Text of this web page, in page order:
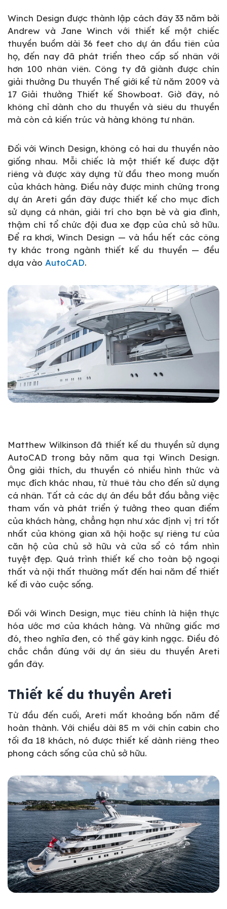
Winch Design được thành lập cách đây 33 năm bởi
Andrew và Jane Winch với thiết kế một chiếc
thuyền buồm dài 36 feet cho dự án đầu tiên của
họ, đến nay đã phát triển theo cấp số nhân với
hơn 100 nhân viên. Công ty đã giành được chín
giải thưởng Du thuyền Thế giới kể từ năm 2009 và
17 Giải thưởng Thiết kế Showboat. Giờ đây, nó
không chỉ dành cho du thuyền và siêu du thuyền
mà còn cả kiến trúc và hàng không tư nhân.
Đối với Winch Design, không có hai du thuyền nào
giống nhau. Mỗi chiếc là một thiết kế được đặt
riêng và được xây dựng từ đầu theo mong muốn
của khách hàng. Điều này được minh chứng trong
dự án Areti gần đây được thiết kế cho mục đích
sử dụng cá nhân, giải trí cho bạn bè và gia đình,
thậm chí tổ chức đội đua xe đạp của chủ sở hữu.
Để ra khơi, Winch Design — và hầu hết các công
ty khác trong ngành thiết kế du thuyền — đều
dựa vào AutoCAD.
Matthew Wilkinson đã thiết kế du thuyền sử dụng
AutoCAD trong bảy năm qua tại Winch Design.
Ông giải thích, du thuyền có nhiều hình thức và
mục đích khác nhau, từ thuê tàu cho đến sử dụng
cá nhân. Tất cả các dự án đều bắt đầu bằng việc
tham vấn và phát triển ý tưởng theo quan điểm
của khách hàng, chẳng hạn như xác định vị trí tốt
nhất của không gian xã hội hoặc sự riêng tư của
căn hộ của chủ sở hữu và cửa sổ có tầm nhìn
tuyệt đẹp. Quá trình thiết kế cho toàn bộ ngoại
thất và nội thất thường mất đến hai năm để thiết
kế đi vào cuộc sống.
Đối với Winch Design, mục tiêu chính là hiện thực
hóa ước mơ của khách hàng. Và những giấc mơ
đó, theo nghĩa đen, có thể gây kinh ngạc. Điều đó
chắc chắn đúng với dự án siêu du thuyền Areti
gần đây.
Thiết kế du thuyền Areti
Từ đầu đến cuối, Areti mất khoảng bốn năm để
hoàn thành. Với chiều dài 85 m với chín cabin cho
tối đa 18 khách, nó được thiết kế dành riêng theo
phong cách sống của chủ sở hữu.